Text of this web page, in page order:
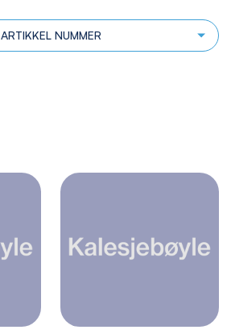
ARTIKKEL NUMMER